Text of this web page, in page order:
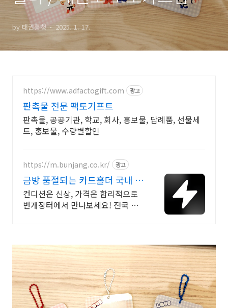
태권도 선물/
by 태권홍청 2025. 1. 17.
https://www.adfactogift.com 광고
판촉물 전문 팩토기프트
판촉물, 공공기관, 학교, 회사, 홍보물, 답례품, 선물세
트, 홍보물, 수량별할인
https://m.bunjang.co.kr/ 광고
금방 품절되는 카드홀더 국내 최
대 브랜드 중고거래
컨디션은 신상, 가격은 합리적으로
번개장터에서 만나보세요! 전국 각